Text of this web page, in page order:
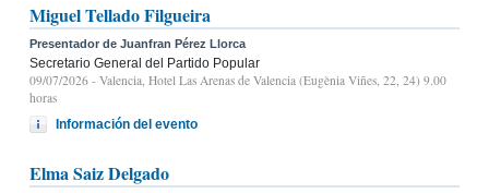
Miguel Tellado Filgueira
Presentador de Juanfran Pérez Llorca
Secretario General del Partido Popular
09/07/2026 - Valencia, Hotel Las Arenas de Valencia (Eugènia Viñes, 22, 24) 9.00
horas
Información del evento
Elma Saiz Delgado